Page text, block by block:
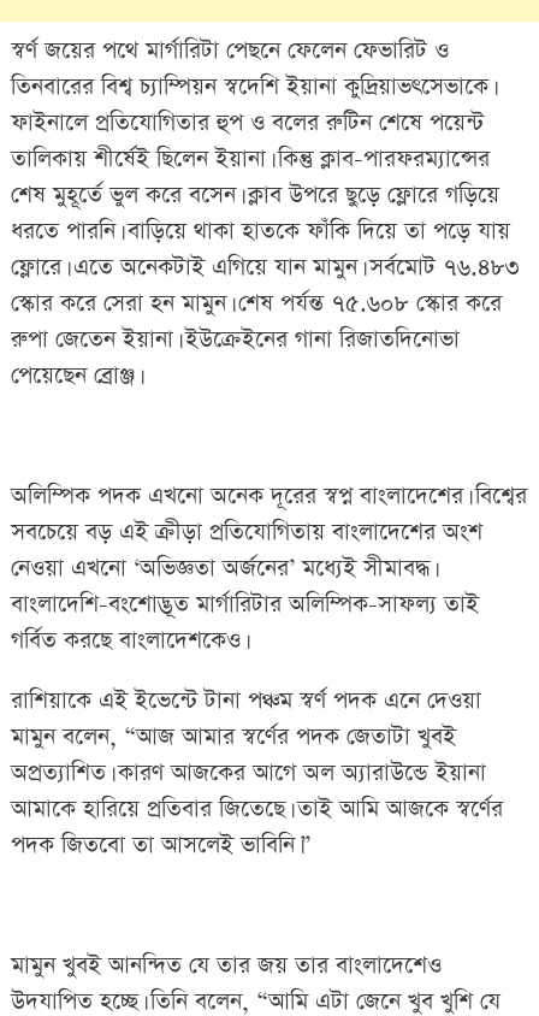
স্বর্ণ জয়ের পথে মার্গারিটা পেছনে ফেলেন ফেভারিট ও
তিনবারের বিশ্ব চ্যাম্পিয়ন স্বদেশি ইয়ানা কুদ্রিয়াভৎসেভাকে।
ফাইনালে প্রতিযোগিতার হুপ ও বলের রুটিন শেষে পয়েন্ট
তালিকায় শীর্ষেই ছিলেন ইয়ানা। কিন্তু ক্লাব-পারফরম্যান্সের
শেষ মুহূর্তে ভুল করে বসেন। ক্লাব উপরে ছুড়ে ফ্লোরে গড়িয়ে
ধরতে পারনি। বাড়িয়ে থাকা হাতকে ফাঁকি দিয়ে তা পড়ে যায়
ফ্লোরে। এতে অনেকটাই এগিয়ে যান মামুন। সর্বমোট ৭৬.৪৮৩
স্কোর করে সেরা হন মামুন। শেষ পর্যন্ত ৭৫.৬০৮ স্কোর করে
রুপা জেতেন ইয়ানা। ইউক্রেইনের গানা রিজাতদিনোভা
পেয়েছেন ব্রোঞ্জ।
অলিম্পিক পদক এখনো অনেক দূরের স্বপ্ন বাংলাদেশের। বিশ্বের
সবচেয়ে বড় এই ক্রীড়া প্রতিযোগিতায় বাংলাদেশের অংশ
নেওয়া এখনো ‘অভিজ্ঞতা অর্জনের’ মধ্যেই সীমাবদ্ধ।
বাংলাদেশি-বংশোদ্ভূত মার্গারিটার অলিম্পিক-সাফল্য তাই
গর্বিত করছে বাংলাদেশকেও।
রাশিয়াকে এই ইভেন্টে টানা পঞ্চম স্বর্ণ পদক এনে দেওয়া
মামুন বলেন, “আজ আমার স্বর্ণের পদক জেতাটা খুবই
অপ্রত্যাশিত। কারণ আজকের আগে অল অ্যারাউন্ডে ইয়ানা
আমাকে হারিয়ে প্রতিবার জিতেছে। তাই আমি আজকে স্বর্ণের
পদক জিতবো তা আসলেই ভাবিনি।”
মামুন খুবই আনন্দিত যে তার জয় তার বাংলাদেশেও
উদযাপিত হচ্ছে। তিনি বলেন, “আমি এটা জেনে খুব খুশি যে